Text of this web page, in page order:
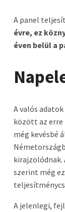
A panel
évre, ez
éven belül a
A valós
között az erre
még kevésbé
szerint még
A jelenlegi,